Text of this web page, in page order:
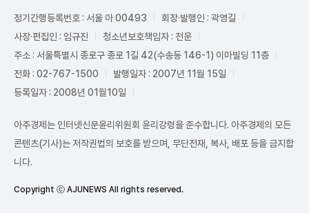
정기간행등록번호 : 서울 아 00493
회장·발행인 : 곽영길
사장·편집인 : 임규진
청소년보호책임자 : 전운
주소 : 서울특별시 종로구 종로 1길 42(수송동 146-1) 이마빌딩 11층
전화 : 02-767-1500
발행일자 : 2007년 11월 15일
등록일자 : 2008년 01월10일
아주경제는 인터넷신문윤리위원회 윤리강령을 준수합니다. 아주경제의 모든
콘텐츠(기사)는 저작권법의 보호를 받으며, 무단전재, 복사, 배포 등을 금지합
니다.
Copyright ⓒ AJUNEWS All rights reserved.